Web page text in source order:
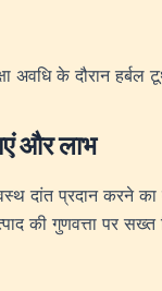
के दौरान हर्बल
और लाभ
प्रदान करने का
पर सख्त